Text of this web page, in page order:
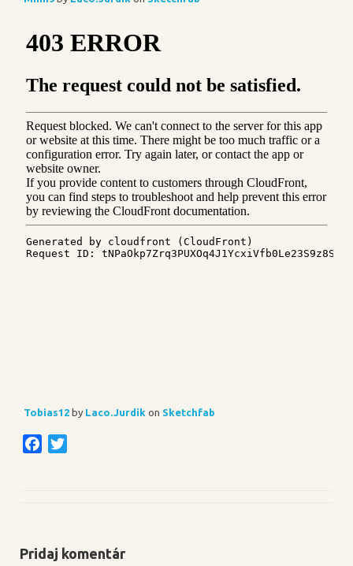
Tobias12 by Laco.Jurdik on Sketchfab
o
r
Pridaj komentár